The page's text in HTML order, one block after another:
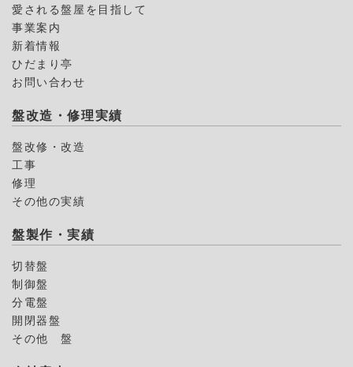
愛される盤屋を目指して
事業案内
新着情報
ひだまり亭
お問い合わせ
盤改造・修理実績
盤改修・改造
工事
修理
その他の実績
盤製作・実績
切替盤
制御盤
分電盤
開閉器盤
その他 盤